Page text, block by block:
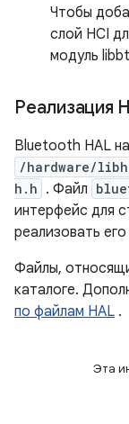
Чтобы
слой HCI
модуль
Реализация
Bluetooth HAL
/hardware/
h.h . Файл
интерфейс для
реализовать
Файлы,
каталоге.
по файлам HAL .
Эта